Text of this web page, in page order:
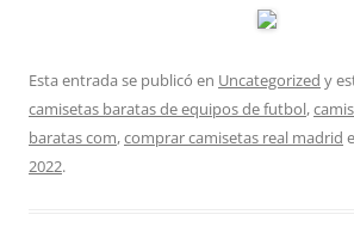
Esta entrada se publicó en Uncategorized y
camisetas baratas de equipos de futbol,
baratas com,comprar camisetas real madrid
2022.